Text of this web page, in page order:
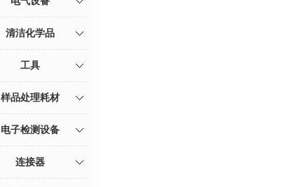
清洁化学品
工具
样品处理耗材
电子检测设备
连接器